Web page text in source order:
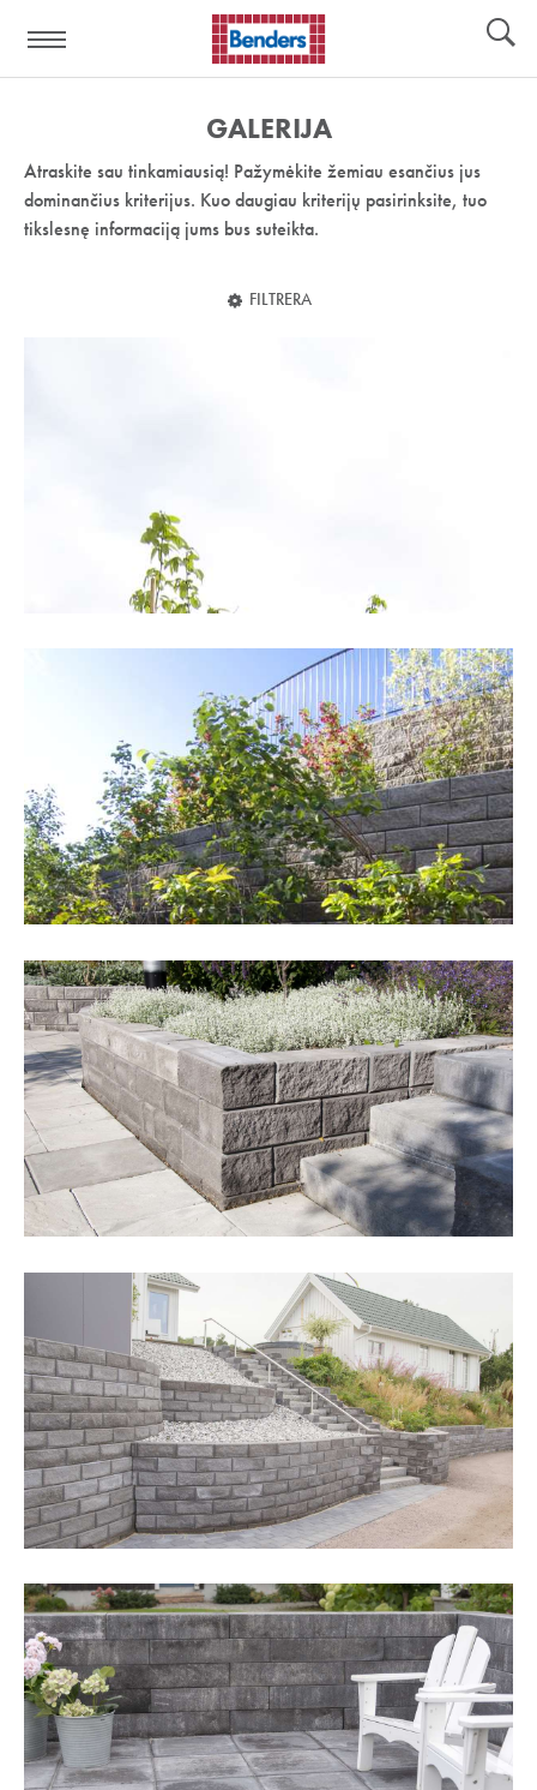
nuoroda:
GALERIJA
Atraskite sau tinkamiausią! Pažymėkite žemiau esančius jus
dominančius kriterijus. Kuo daugiau kriterijų pasirinksite, tuo
tikslesnę informaciją jums bus suteikta.
FILTRERA